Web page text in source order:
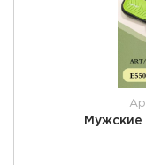
Мужские